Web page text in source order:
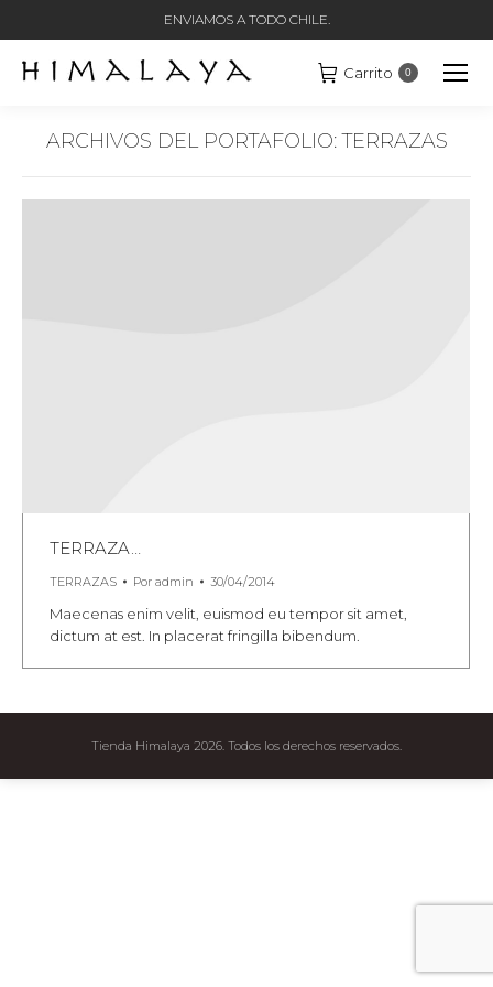
ENVIAMOS A TODO CHILE.
Carrito 0
ARCHIVOS DEL PORTAFOLIO:TERRAZAS
TERRAZA…
TERRAZAS Por admin 30/04/2014
Maecenas enim velit, euismod eu tempor sit amet,
dictum at est. In placerat fringilla bibendum.
Tienda Himalaya 2026. Todos los derechos reservados.